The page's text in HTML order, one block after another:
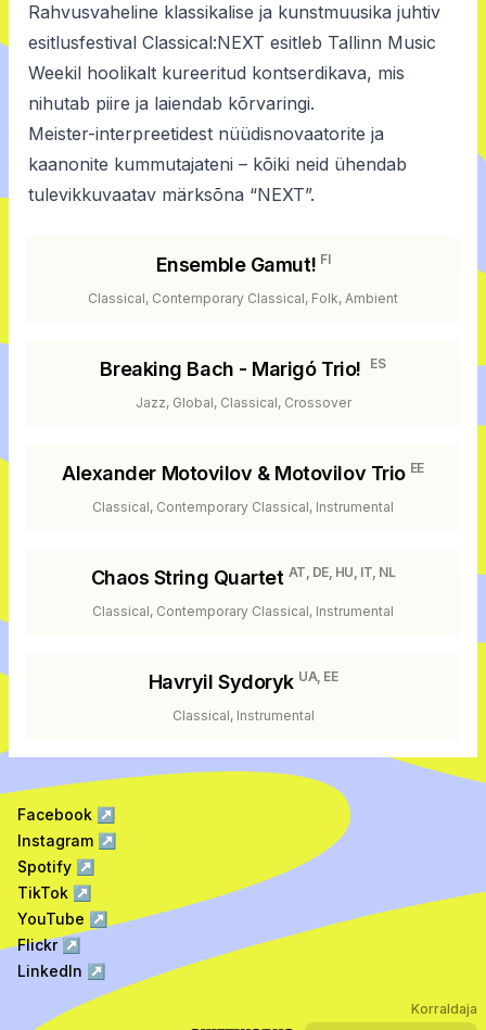
Rahvusvaheline klassikalise ja kunstmuusika juhtiv
esitlusfestival Classical:NEXT esitleb Tallinn Music
Weekil hoolikalt kureeritud kontserdikava, mis
nihutab piire ja laiendab kõrvaringi.
Meister-interpreetidest nüüdisnovaatorite ja
kaanonite kummutajateni – kõiki neid ühendab
tulevikkuvaatav märksõna “NEXT”.
Ensemble Gamut! FI
Classical, Contemporary Classical, Folk, Ambient
Breaking Bach - Marigó Trio! ES
Jazz, Global, Classical, Crossover
Alexander Motovilov & Motovilov Trio EE
Classical, Contemporary Classical, Instrumental
Chaos String Quartet AT, DE, HU, IT, NL
Classical, Contemporary Classical, Instrumental
Havryil Sydoryk UA, EE
Classical, Instrumental
Facebook ↗
Instagram ↗
Spotify ↗
TikTok ↗
YouTube ↗
Flickr↗
LinkedIn ↗
Korraldaja